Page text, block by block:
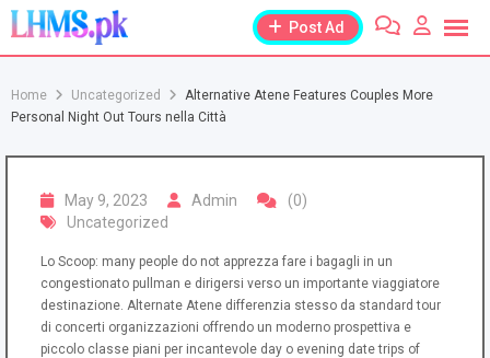
Skip
content
Post Ad
Home Uncategorized
Alternative Atene Features Couples More
Personal Night Out Tours nella Città
May 9, 2023 Admin
(0)
Uncategorized
Lo Scoop: many people do not apprezza fare i bagagli in un
congestionato pullman e dirigersi verso un importante viaggiatore
destinazione. Alternate Atene differenzia stesso da standard tour
di concerti organizzazioni offrendo un moderno prospettiva e
piccolo classe piani per incantevole day o evening date trips of